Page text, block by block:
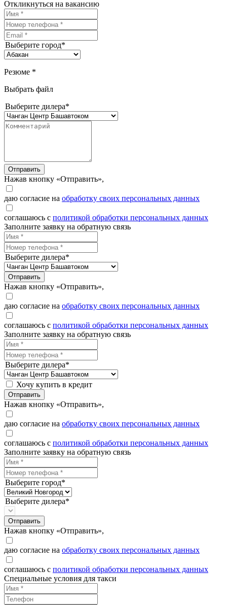
Откликнуться на вакансию
Выберите город*
Резюме *
Выбрать файл
Выберите дилера*
Отправить
Нажав кнопку «Отправить»,
даю согласие на обработку своих персональных данных
соглашаюсь с политикой обработки персональных данных
Заполните заявку на обратную связь
Выберите дилера*
Отправить
Нажав кнопку «Отправить»,
даю согласие на обработку своих персональных данных
соглашаюсь с политикой обработки персональных данных
Заполните заявку на обратную связь
Выберите дилера*
Хочу купить в кредит
Отправить
Нажав кнопку «Отправить»,
даю согласие на обработку своих персональных данных
соглашаюсь с политикой обработки персональных данных
Заполните заявку на обратную связь
Выберите город*
Выберите дилера*
Отправить
Нажав кнопку «Отправить»,
даю согласие на обработку своих персональных данных
соглашаюсь с политикой обработки персональных данных
Специальные условия для такси